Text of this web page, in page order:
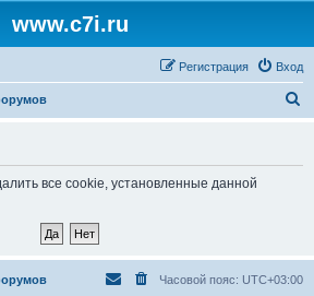
www.c7i.ru
Вход
Регистрация
все cookie, установленные данной
Часовой пояс: UTC+03:00